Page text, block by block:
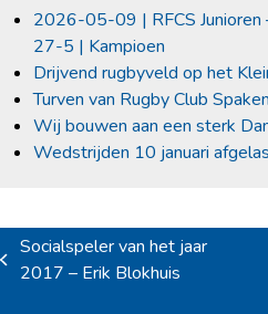
2026-05-09 | RFCS Junioren
27-5 | Kampioen
Drijvend rugbyveld op het
Turven van Rugby Club
Wij bouwen aan een sterk
Wedstrijden 10 januari
previous
Socialspeler van het jaar
2017 – Erik Blokhuis